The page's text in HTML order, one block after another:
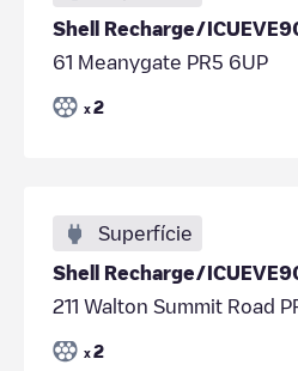
Shell Recharge/
61 Meanygate PR5 6UP
x 2
Superfície
Shell Recharge/
211 Walton Summit Road
x 2